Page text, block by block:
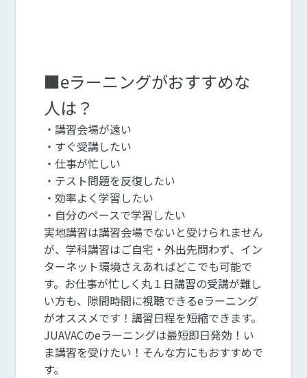
■eラーニングがおすすめな
人は？
・講習会場が遠い
・すぐ受講したい
・仕事が忙しい
・テスト問題を反復したい
・効率よく学習したい
・自分のペースで学習したい
実地講習は講習会場でないと受けられません
が、学科講習はご自宅・外出先問わず、イン
ターネット環境さえあればどこでも可能で
す。お仕事が忙しく丸１日講習の受講が難し
い方も、隙間時間に視聴できるeラーニング
がオススメです！講習日程を短縮できます。
JUAVACのeラーニングは最短即日発効！い
ま講習を受けたい！そんな方にもおすすめで
す。